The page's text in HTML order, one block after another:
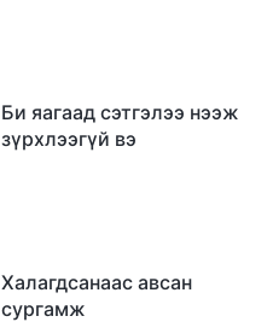
Би яагаад сэтгэлээ нээж
зүрхлээгүй вэ
Халагдсанаас авсан
сургамж